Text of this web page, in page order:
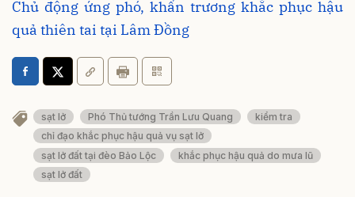
Chủ động ứng phó, khẩn trương khắc phục hậu
quả thiên tai tại Lâm Đồng
sạt lở Phó Thủ tướng Trần Lưu Quang
kiểm tra
chỉ đạo khắc phục hậu quả vụ sạt lở
sạt lở đất tại đèo Bảo Lộc
khắc phục hậu quả do mưa lũ
sạt lở đất